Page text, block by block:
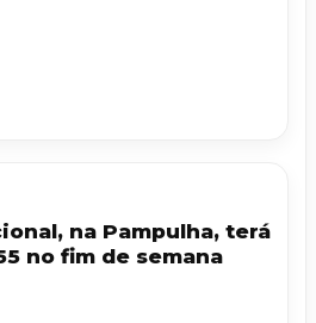
na Pampulha, terá
no fim de semana